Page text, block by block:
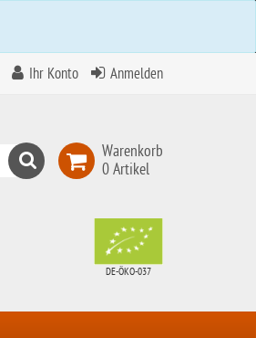
Ihr Konto Anmelden
Warenkorb
0 Artikel
Suchen
DE-ÖKO-037